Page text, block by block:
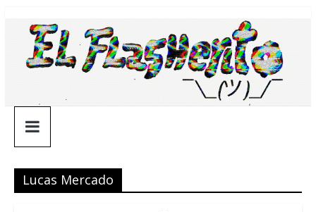
contenido
¯\_(ツ)_/
¯
Lucas Mercado